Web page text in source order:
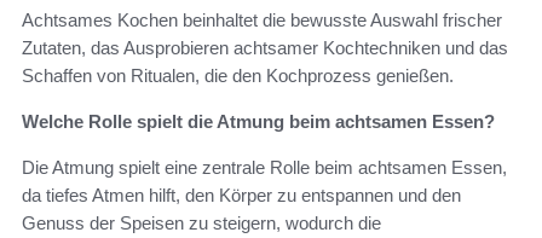
Achtsames Kochen beinhaltet die bewusste Auswahl frischer
Zutaten, das Ausprobieren achtsamer Kochtechniken und das
Schaffen von Ritualen, die den Kochprozess genießen.
Welche Rolle spielt die Atmung beim achtsamen Essen?
Die Atmung spielt eine zentrale Rolle beim achtsamen Essen,
da tiefes Atmen hilft, den Körper zu entspannen und den
Genuss der Speisen zu steigern, wodurch die